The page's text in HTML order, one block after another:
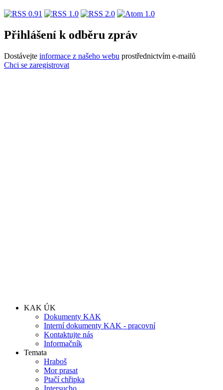
Přihlášení k odběru zpráv
Dostávejte informace z našeho webu prostřednictvím e-mailů
Chci se zaregistrovat
KAK ÚK
Dokumenty KAK
Interní dokumenty KAK - pracovní
Kontaktujte nás
Informačník
Temata
Hraboš
Mor prasat
Ptačí chřipka
Intersucho